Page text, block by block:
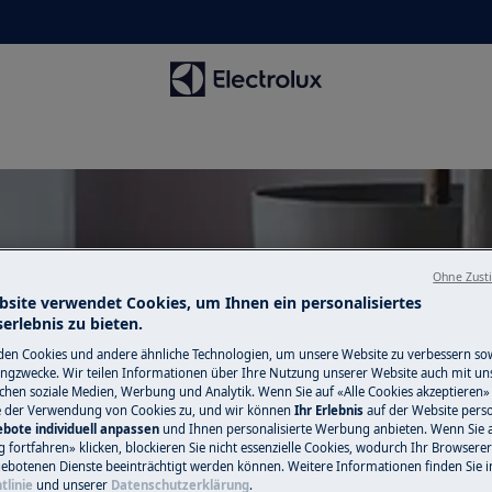
für Mobile
verwendet Cookies, um Ihnen ein personalisiertes
zu bieten.
Cookies und andere ähnliche Technologien, um unsere Website zu verbessern
Wir teilen Informationen über Ihre Nutzung unserer Website auch mit
soziale Medien, Werbung und Analytik. Wenn Sie auf «Alle Cookies
der Verwendung von Cookies zu, und wir können Ihr Erlebnis auf der Website
individuell anpassen und Ihnen personalisierte Werbung anbieten. Wenn Sie
fortfahren» klicken, blockieren Sie nicht essenzielle Cookies, wodurch Ihr
Dienste beeinträchtigt werden können. Weitere Informationen finden Sie
und unserer Datenschutzerklärung.
Ohne